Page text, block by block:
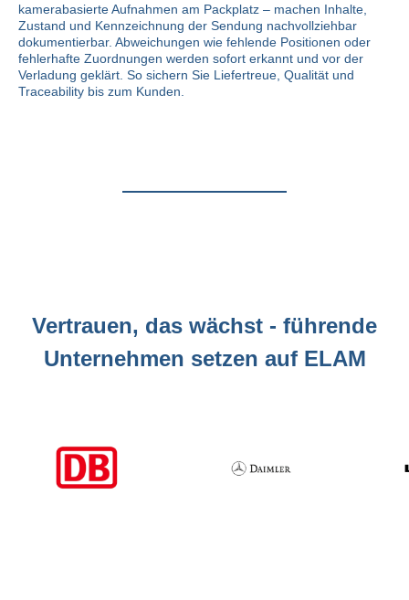
kamerabasierte Aufnahmen am Packplatz – machen Inhalte,
Zustand und Kennzeichnung der Sendung nachvollziehbar
dokumentierbar. Abweichungen wie fehlende Positionen oder
fehlerhafte Zuordnungen werden sofort erkannt und vor der
Verladung geklärt. So sichern Sie Liefertreue, Qualität und
Traceability bis zum Kunden.
Vertrauen, das wächst - führende
Unternehmen setzen auf ELAM